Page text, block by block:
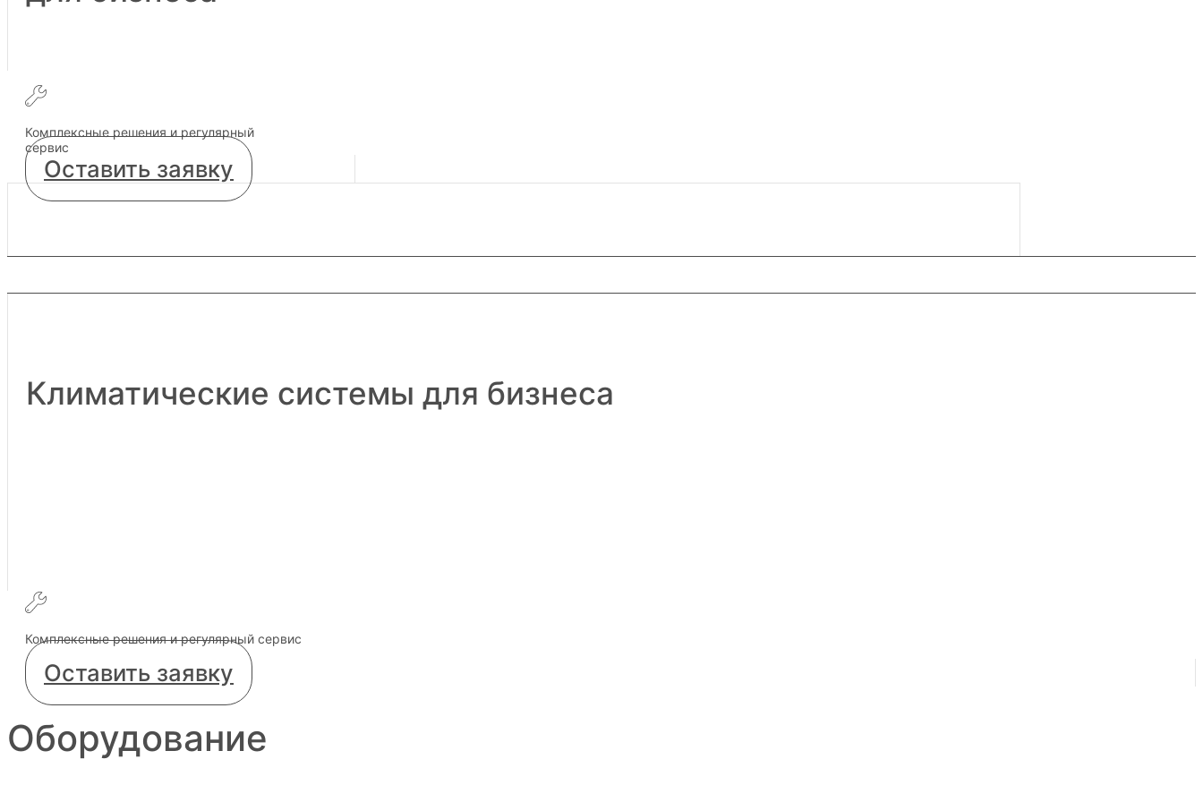
Комплексные решения и регулярный
сервис
Оставить заявку
Климатические системы для бизнеса
Комплексные решения и регулярный сервис
Оставить заявку
Оборудование